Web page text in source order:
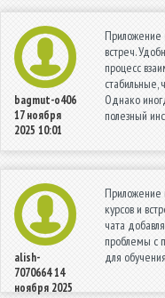
bagmut-o406
17 ноября
2025 10:01
Приложение
встреч.
процесс
стабильные,
Однако
полезный
alish-
707066414
ноября 2025
Приложение
курсов и
чата
проблемы с
для